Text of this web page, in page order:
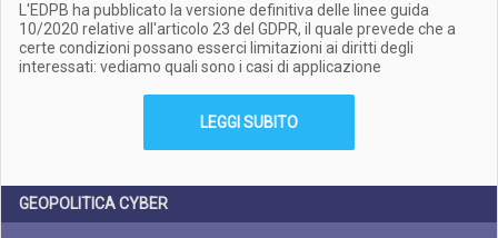
L'EDPB ha pubblicato la versione definitiva delle linee guida
10/2020 relative all'articolo 23 del GDPR, il quale prevede che a
certe condizioni possano esserci limitazioni ai diritti degli
interessati: vediamo quali sono i casi di applicazione
LEGGI SUBITO
GEOPOLITICA CYBER